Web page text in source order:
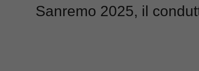
Sanremo 2025, il